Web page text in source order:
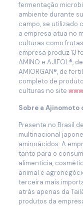
fermentação
ambiente durante
campo, se utilizado
a empresa atua no
culturas como
empresa produz 13
AMINO e AJIFOL®,
AMIORGAN®, de
completo de
culturas no site
Sobre a Ajinomoto
Presente no Brasil
multinacional
aminoácidos. A
tanto para o
alimentícia,
animal e
terceira mais
atrás apenas da
produtos da